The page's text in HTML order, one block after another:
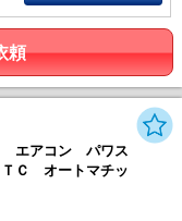
頼
エアコン パワス
Ｃ オートマチッ